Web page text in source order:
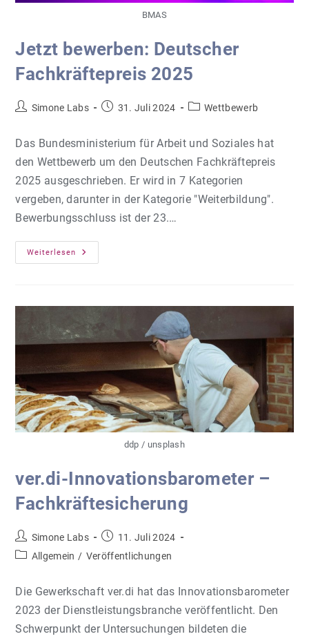
BMAS
Jetzt bewerben: Deutscher
Fachkräftepreis 2025
Beitrags-
Simone Labs
Beitrag31. Juli 2024
Beitrags-
Wettbewerb
Das Bundesministerium für Arbeit und Soziales hat
den Wettbewerb um den Deutschen Fachkräftepreis
2025 ausgeschrieben. Er wird in 7 Kategorien
vergeben, darunter in der Kategorie "Weiterbildung".
Bewerbungsschluss ist der 23.…
Weiterlesen
Jetzt
Bewerben:
ddp / unsplash
ver.di-Innovationsbarometer –
Fachkräftesicherung
Beitrags-
Autor:
Simone Labs
Beitrag
veröffentlicht:
11. Juli 2024
Beitrags-
Allgemein / Veröffentlichungen
Die Gewerkschaft ver.di hat das Innovationsbarometer
2023 der Dienstleistungsbranche veröffentlicht. Den
Schwerpunkt der Untersuchungen bildeten die